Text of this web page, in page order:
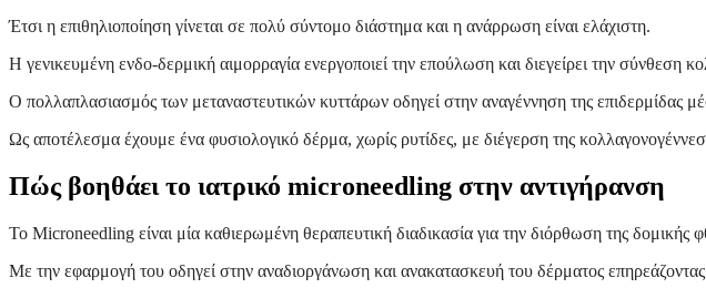
Έτσι η επιθηλιοποίηση γίνεται σε πολύ σύντομο διάστημα και η ανάρρωση είναι ελάχιστη.
Η γενικευμένη ενδο-δερμική αιμορραγία ενεργοποιεί την επούλωση και διεγείρει την σύνθεση
Ο πολλαπλασιασμός των μεταναστευτικών κυττάρων οδηγεί στην αναγέννηση της επιδερμίδας
Ως αποτέλεσμα έχουμε ένα φυσιολογικό δέρμα, χωρίς ρυτίδες, με διέγερση της
Πώς βοηθάει το ιατρικό microneedling στην αντιγήρανση
Το Microneedling είναι μία καθιερωμένη θεραπευτική διαδικασία για την διόρθωση της δομικής
Με την εφαρμογή του οδηγεί στην αναδιοργάνωση και ανακατασκευή του δέρματος